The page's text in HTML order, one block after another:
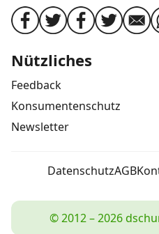
Nützliches
Feedback
Konsumentenschutz
Newsletter
DatenschutzAGB
© 2012 – 2026